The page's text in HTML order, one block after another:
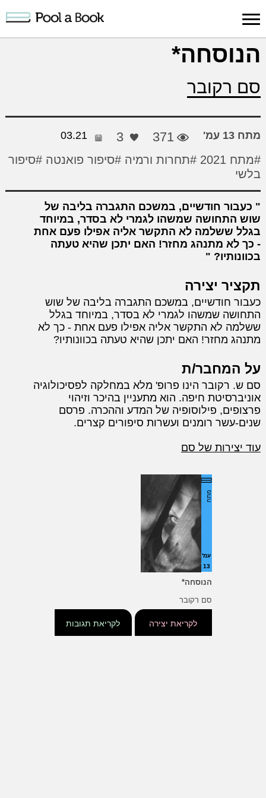
כניסה למערכת
יצירה
יצירה
הנוסחה*
סם רקובר
מתח 13 עמ' 371
3
03.21
#מתח 2021 #תחרות ורמיה #סיפור פואנטה #סיפור
בלשי
כעבור חודשיים, במשכם התגברה בליבה של
שוש התחושה שמשהו לגמרי לא בסדר, במיוחד
בגלל ששלמה לא התקשר אליה אפילו פעם אחת
- כך לא מתנהג מחזר! האם יתכן שהיא טעתה
בכוונותיו?
תקציר יצירה
כעבור חודשיים, במשכם התגברה בליבה של שוש
התחושה שמשהו לגמרי לא בסדר, במיוחד בגלל
ששלמה לא התקשר אליה אפילו פעם אחת - כך לא
מתנהג מחזר! האם יתכן שהיא טעתה בכוונותיו?
על המחבר/ת
סם ש. רקובר הינו פרופ' מלא במחלקה לפסיכולוגיה
אוניברסיטת חיפה. הוא מתעניין בהיכר וזיהוי
פרצופים, פילוסופיה של המדע וההכרה. פרסם
שנים-עשר רומנים ועשרות סיפורים קצרים.
עוד יצירות של סם
מתח
עמ'
13
הנוסחה*
סם רקובר
לקריאת תגובות לקריאת יצירה